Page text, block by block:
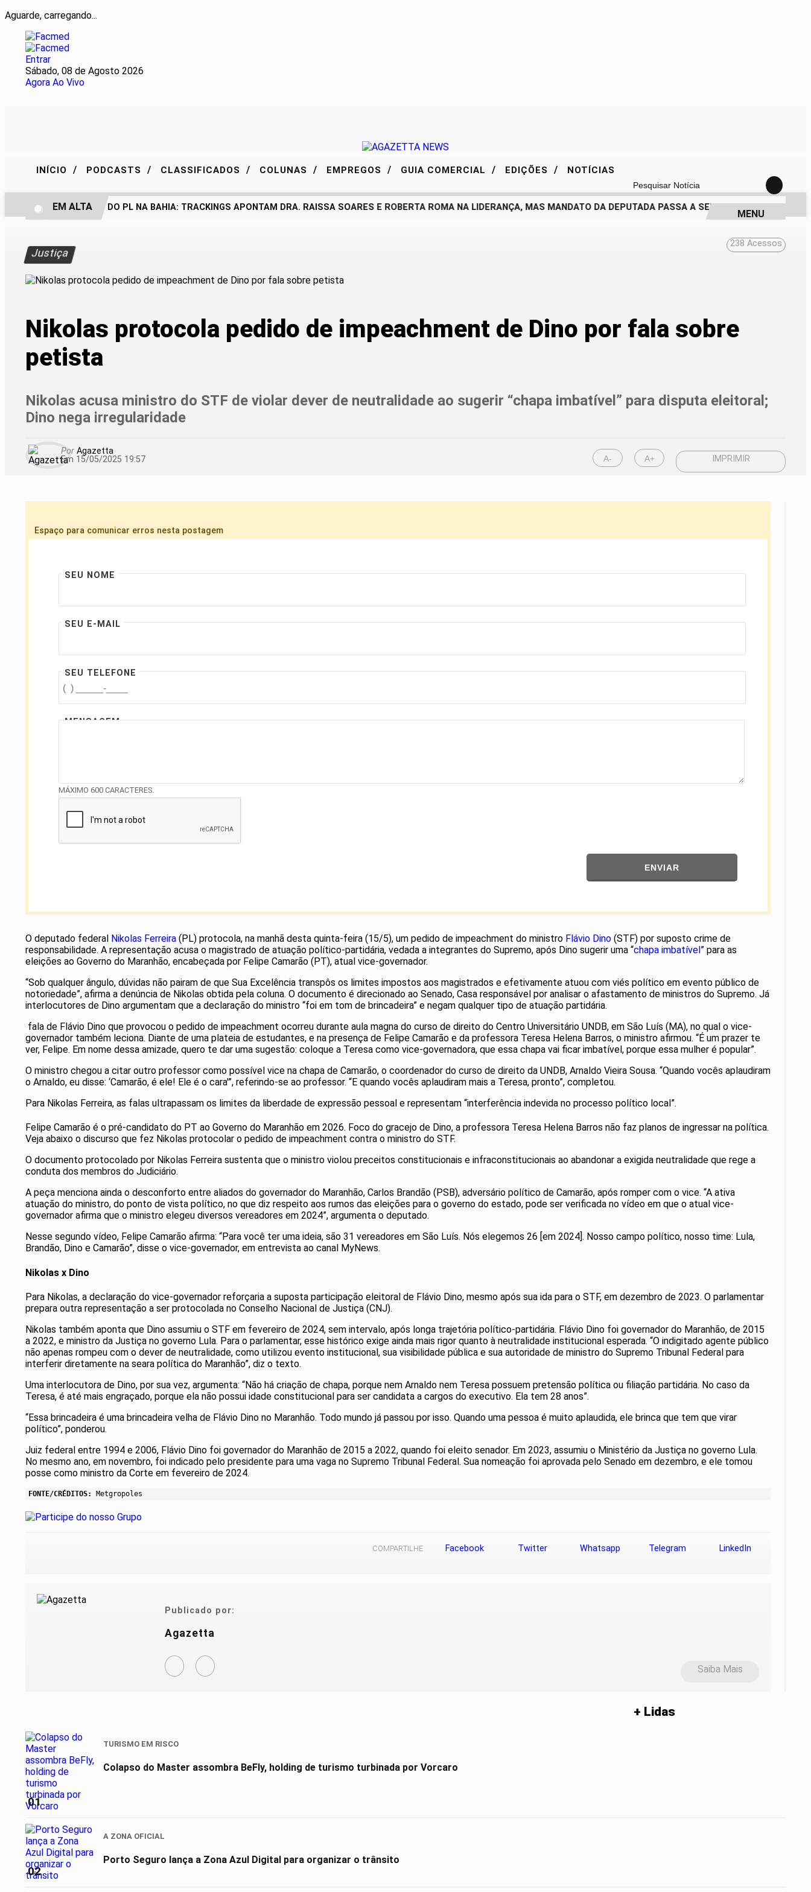
Aguarde, carregando...
Entrar
Sábado, 08 de Agosto 2026
Agora Ao Vivo
Pesquisar Notícia
INÍCIO / PODCASTS / CLASSIFICADOS / COLUNAS / EMPREGOS / GUIA COMERCIAL / EDIÇÕES / NOTÍCIAS
BASTIDORES DO PL NA BAHIA: TRACKINGS APONTAM DRA. RAISSA SOARES E ROBERTA ROMA NA LIDERANÇA, MAS MANDATO DA DEPUTADA PASSA A SER QUESTIONADO
EM ALTA
MENU
Justiça
238 Acessos
Nikolas protocola pedido de impeachment de Dino por fala sobre
petista
Nikolas acusa ministro do STF de violar dever de neutralidade ao sugerir “chapa imbatível” para disputa eleitoral;
Dino nega irregularidade
Por Agazetta
Em 15/05/2025 19:57
A- A+ IMPRIMIR
Espaço para comunicar erros nesta postagem
SEU NOME
SEU E-MAIL
SEU TELEFONE
MENSAGEM
MÁXIMO 600 CARACTERES.
ENVIAR
O deputado federal Nikolas Ferreira (PL) protocola, na manhã desta quinta-feira (15/5), um pedido de impeachment do ministro Flávio Dino (STF) por suposto crime de
responsabilidade. A representação acusa o magistrado de atuação político-partidária, vedada a integrantes do Supremo, após Dino sugerir uma “chapa imbatível ” para as
eleições ao Governo do Maranhão, encabeçada por Felipe Camarão (PT), atual vice-governador.
“Sob qualquer ângulo, dúvidas não pairam de que Sua Excelência transpôs os limites impostos aos magistrados e efetivamente atuou com viés político em evento público de
notoriedade”, afirma a denúncia de Nikolas obtida pela coluna. O documento é direcionado ao Senado, Casa responsável por analisar o afastamento de ministros do Supremo. Já
interlocutores de Dino argumentam que a declaração do ministro “foi em tom de brincadeira” e negam qualquer tipo de atuação partidária.
fala de Flávio Dino que provocou o pedido de impeachment ocorreu durante aula magna do curso de direito do Centro Universitário UNDB, em São Luís (MA), no qual o vice-
governador também leciona. Diante de uma plateia de estudantes, e na presença de Felipe Camarão e da professora Teresa Helena Barros, o ministro afirmou. “É um prazer te
ver, Felipe. Em nome dessa amizade, quero te dar uma sugestão: coloque a Teresa como vice-governadora, que essa chapa vai ficar imbatível, porque essa mulher é popular”.
O ministro chegou a citar outro professor como possível vice na chapa de Camarão, o coordenador do curso de direito da UNDB, Arnaldo Vieira Sousa. “Quando vocês aplaudiram
o Arnaldo, eu disse: ‘Camarão, é ele! Ele é o cara'”, referindo-se ao professor. “E quando vocês aplaudiram mais a Teresa, pronto”, completou.
Para Nikolas Ferreira, as falas ultrapassam os limites da liberdade de expressão pessoal e representam “interferência indevida no processo político local”.
Felipe Camarão é o pré-candidato do PT ao Governo do Maranhão em 2026. Foco do gracejo de Dino, a professora Teresa Helena Barros não faz planos de ingressar na política.
Veja abaixo o discurso que fez Nikolas protocolar o pedido de impeachment contra o ministro do STF.
O documento protocolado por Nikolas Ferreira sustenta que o ministro violou preceitos constitucionais e infraconstitucionais ao abandonar a exigida neutralidade que rege a
conduta dos membros do Judiciário.
A peça menciona ainda o desconforto entre aliados do governador do Maranhão, Carlos Brandão (PSB), adversário político de Camarão, após romper com o vice. “A ativa
atuação do ministro, do ponto de vista político, no que diz respeito aos rumos das eleições para o governo do estado, pode ser verificada no vídeo em que o atual vice-
governador afirma que o ministro elegeu diversos vereadores em 2024”, argumenta o deputado.
Nesse segundo vídeo, Felipe Camarão afirma: “Para você ter uma ideia, são 31 vereadores em São Luís. Nós elegemos 26 [em 2024]. Nosso campo político, nosso time: Lula,
Brandão, Dino e Camarão”, disse o vice-governador, em entrevista ao canal MyNews.
Nikolas x Dino
Para Nikolas, a declaração do vice-governador reforçaria a suposta participação eleitoral de Flávio Dino, mesmo após sua ida para o STF, em dezembro de 2023. O parlamentar
prepara outra representação a ser protocolada no Conselho Nacional de Justiça (CNJ).
Nikolas também aponta que Dino assumiu o STF em fevereiro de 2024, sem intervalo, após longa trajetória político-partidária. Flávio Dino foi governador do Maranhão, de 2015
a 2022, e ministro da Justiça no governo Lula. Para o parlamentar, esse histórico exige ainda mais rigor quanto à neutralidade institucional esperada. “O indigitado agente público
não apenas rompeu com o dever de neutralidade, como utilizou evento institucional, sua visibilidade pública e sua autoridade de ministro do Supremo Tribunal Federal para
interferir diretamente na seara política do Maranhão”, diz o texto.
Uma interlocutora de Dino, por sua vez, argumenta: “Não há criação de chapa, porque nem Arnaldo nem Teresa possuem pretensão política ou filiação partidária. No caso da
Teresa, é até mais engraçado, porque ela não possui idade constitucional para ser candidata a cargos do executivo. Ela tem 28 anos”.
“Essa brincadeira é uma brincadeira velha de Flávio Dino no Maranhão. Todo mundo já passou por isso. Quando uma pessoa é muito aplaudida, ele brinca que tem que virar
político”, ponderou.
Juiz federal entre 1994 e 2006, Flávio Dino foi governador do Maranhão de 2015 a 2022, quando foi eleito senador. Em 2023, assumiu o Ministério da Justiça no governo Lula.
No mesmo ano, em novembro, foi indicado pelo presidente para uma vaga no Supremo Tribunal Federal. Sua nomeação foi aprovada pelo Senado em dezembro, e ele tomou
posse como ministro da Corte em fevereiro de 2024.
FONTE/CRÉDITOS: Metgropoles
COMPARTILHE Facebook Twitter Whatsapp Telegram LinkedIn
Publicado por:
Agazetta
Saiba Mais
+ Lidas
01
TURISMO EM RISCO
Colapso do Master assombra BeFly, holding de turismo turbinada por Vorcaro
02
A ZONA OFICIAL
Porto Seguro lança a Zona Azul Digital para organizar o trânsito